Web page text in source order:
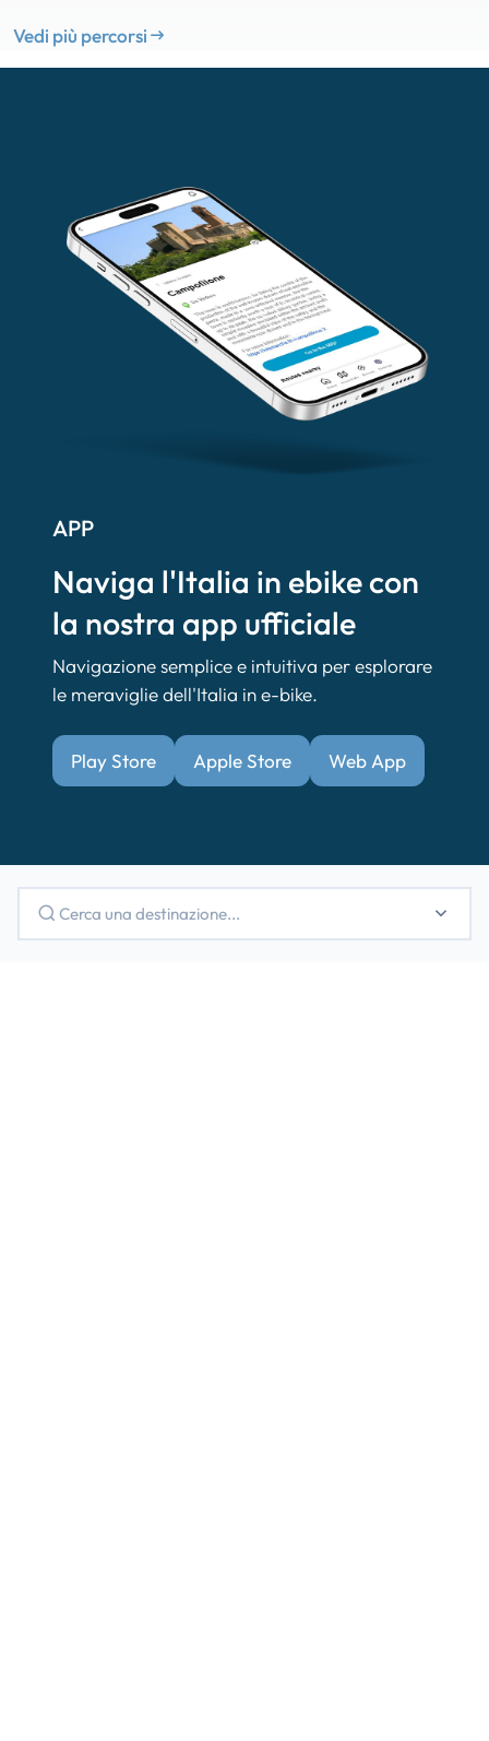
Vedi più percorsi
APP
Naviga l'Italia in ebike con
la nostra app ufficiale
Navigazione semplice e intuitiva per esplorare
le meraviglie dell'Italia in e-bike.
Play Store Apple Store Web App